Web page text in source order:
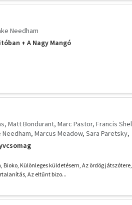
Needham
+ A Nagy Mangó
Matt Bondurant Marc Pastor Francis
Needham Marcus Meadow Sara Paretsky
Attenberg
John Berendt
Fiona Barton John La Carré
Bioko, Különleges küldetésem, Az ördög
Az eltűnt bizo...